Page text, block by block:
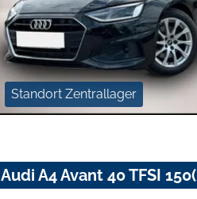
Standort Zentrallager
Audi A4 Avant 40 TFSI